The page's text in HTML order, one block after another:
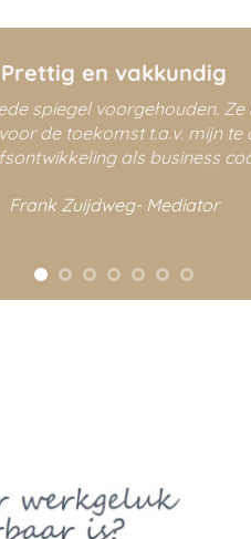
Prettig en vakkundig
spiegel voorgehouden.
de toekomst t.a.v. mijn
als business
Frank Zuijdweg- Mediator